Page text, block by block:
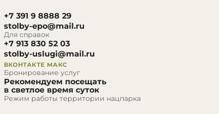
+7 391 9 8888 29
stolby-epo@mail.ru
Для справок
+7 913 830 52 03
stolby-uslugi@mail.ru
ВКОНТАКТЕ МАКС
Бронирование услуг
Рекомендуем посещать
в светлое время суток
Режим работы территории нацпарка